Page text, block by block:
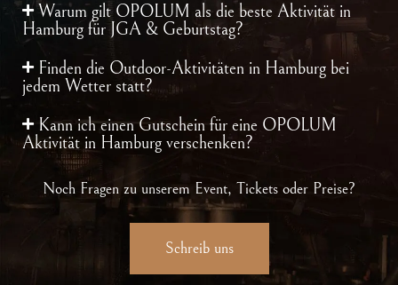
Warum gilt OPOLUM als die beste Aktivität in
Hamburg für JGA & Geburtstag?
Finden die Outdoor-Aktivitäten in Hamburg bei
jedem Wetter statt?
Kann ich einen Gutschein für eine OPOLUM
Aktivität in Hamburg verschenken?
Noch Fragen zu unserem Event, Tickets oder Preise?
Schreib uns